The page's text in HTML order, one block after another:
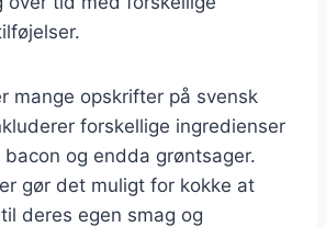
mange opskrifter på svensk
forskellige ingredienser
og endda grøntsager.
gør det muligt for kokke at
deres egen smag og